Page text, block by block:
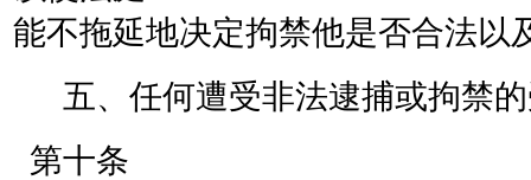
能不拖延地决定拘禁他是否合法以
五、任何遭受非法逮捕或拘禁
第十条